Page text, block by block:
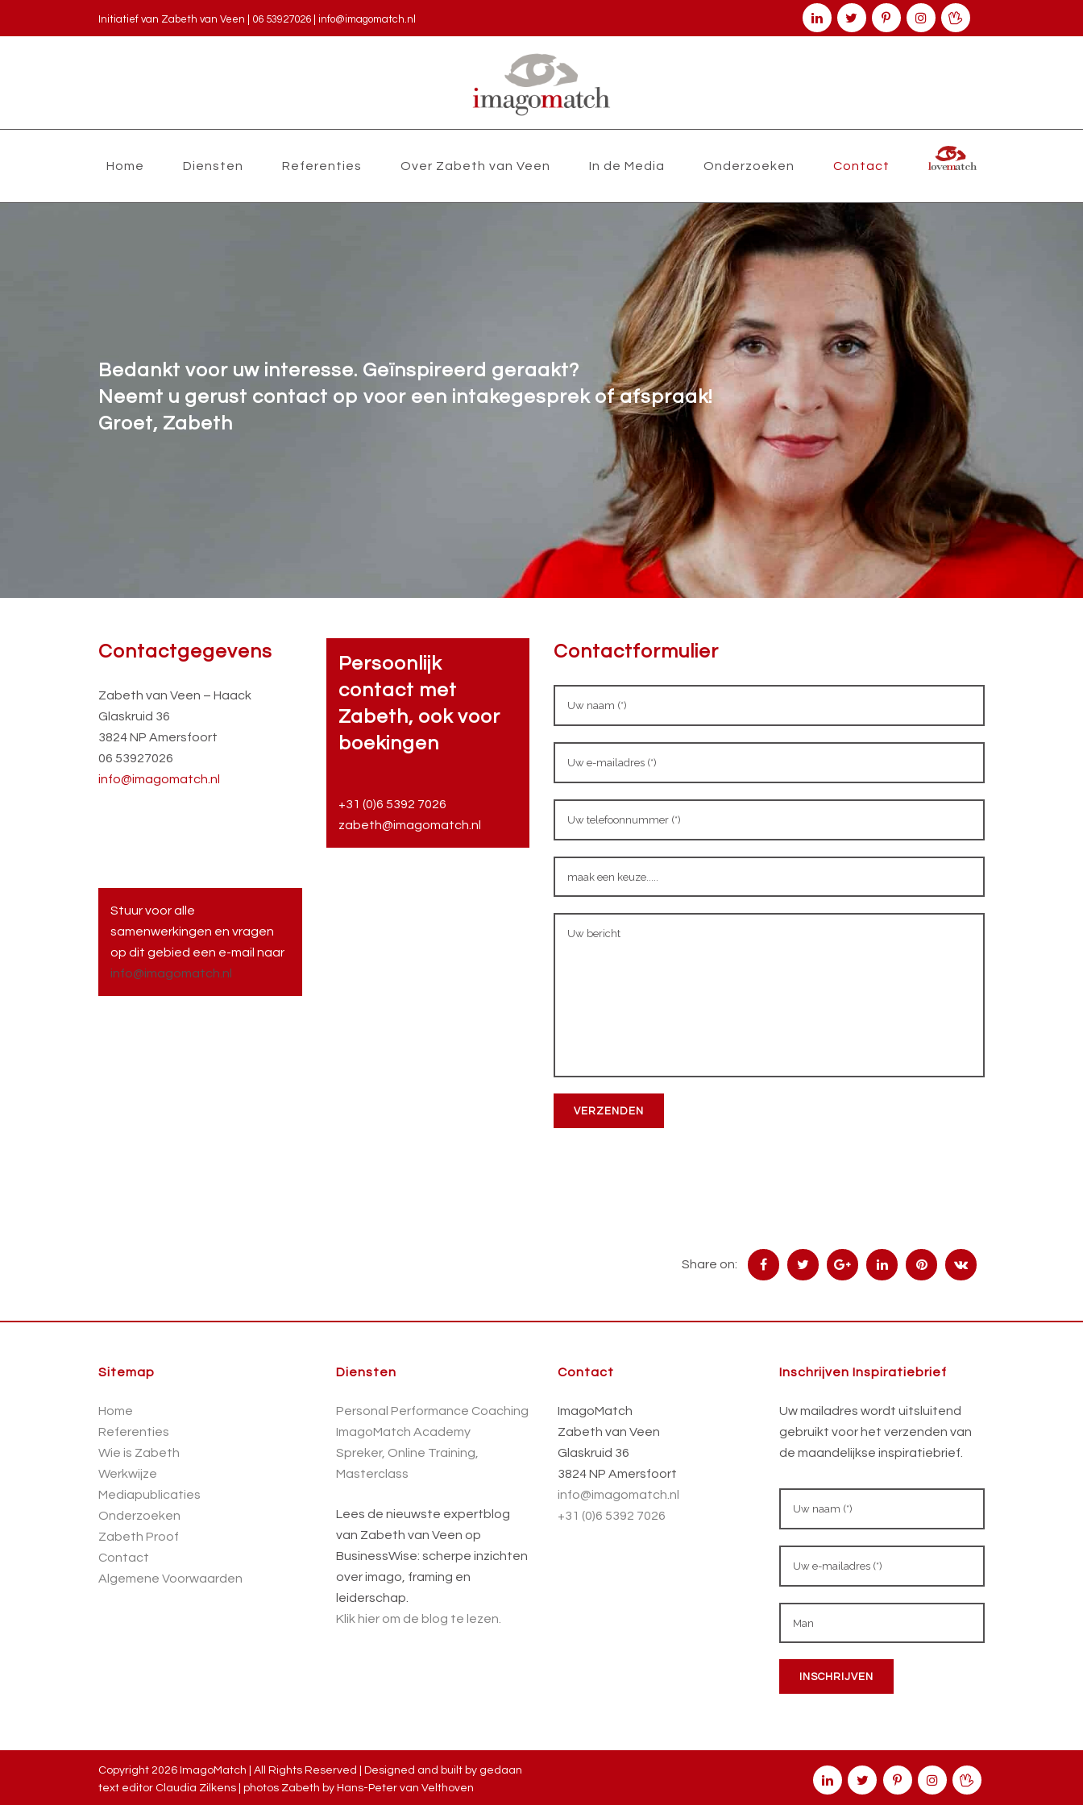
Initiatief van Zabeth van Veen | 06 53927026 info@imagomatch.nl
Home Diensten Referenties Over Zabeth van Veen In de Media Onderzoeken Contact
Bedankt voor uw interesse. Geïnspireerd geraakt?
Neemt u gerust contact op voor een intakegesprek of afspraak!
Groet, Zabeth
Contactgegevens
Zabeth van Veen – Haack
Glaskruid 36
3824 NP Amersfoort
06 53927026
info@imagomatch.nl
Persoonlijk
contact met
Zabeth, ook voor
boekingen
+31 (0)6 5392 7026
zabeth@imagomatch.nl
Stuur voor alle
samenwerkingen en vragen
op dit gebied een e-mail naar
info@imagomatch.nl
Contactformulier
Share on:
Sitemap
Home
Referenties
Wie is Zabeth
Werkwijze
Mediapublicaties
Onderzoeken
Zabeth Proof
Contact
Algemene Voorwaarden
Diensten
Personal Performance Coaching
ImagoMatch Academy
Spreker, Online Training,
Masterclass
Lees de nieuwste expertblog
van Zabeth van Veen op
BusinessWise: scherpe inzichten
over imago, framing en
leiderschap.
Klik hier om de blog te lezen.
Contact
ImagoMatch
Zabeth van Veen
Glaskruid 36
3824 NP Amersfoort
info@imagomatch.nl
+31 (0)6 5392 7026
Inschrijven Inspiratiebrief
Uw mailadres wordt uitsluitend
gebruikt voor het verzenden van
de maandelijkse inspiratiebrief.
Copyright 2026 ImagoMatch | All Rights Reserved | Designed and built by gedaan
text editor Claudia Zilkens | photos Zabeth by Hans-Peter van Velthoven